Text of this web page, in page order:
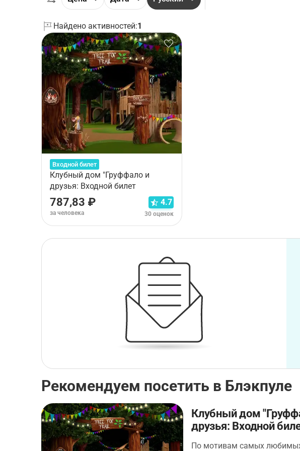
Найдено активностей:1
Входной билет
Клубный дом "Груффало и
друзья: Входной билет
787,83 ₽
за человека
4.7
30 оценок
Рекомендуем посетить в Блэкпуле
Клубный дом
друзья: Входной
По мотивам самых